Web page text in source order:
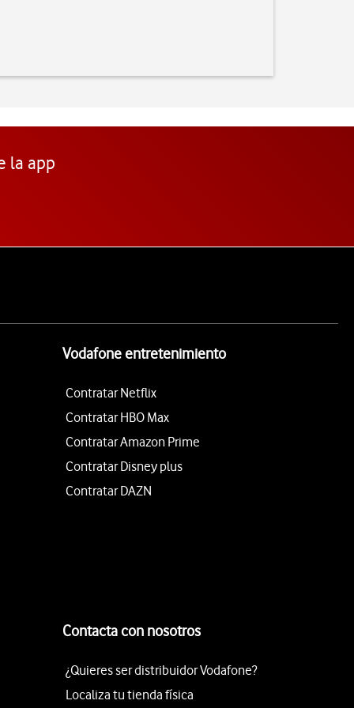
la app
Vodafone entretenimiento
Contratar Netflix
Contratar HBO Max
Contratar Amazon Prime
Contratar Disney plus
Contratar DAZN
Contacta con nosotros
¿Quieres ser distribuidor Vodafone?
Localiza tu tienda física